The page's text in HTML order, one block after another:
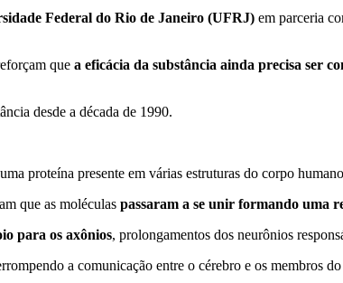
Federal do Rio de Janeiro (UFRJ) em parceria
que a eficácia da substância ainda precisa ser
desde a década de 1990.
proteína presente em várias estruturas do corpo
que as moléculas passaram a se unir formando uma
para os axônios, prolongamentos dos neurônios
a comunicação entre o cérebro e os membros